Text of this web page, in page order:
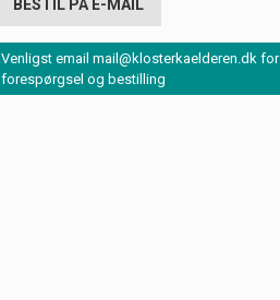
BESTIL PÅ E-MAIL
Venligst email mail@klosterkaelderen.dk for
forespørgsel og bestilling